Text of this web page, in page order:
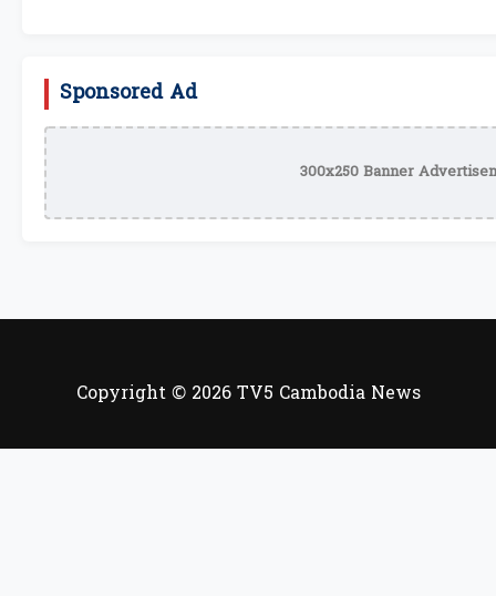
Sponsored Ad
300x250 Banner
Copyright © 2026 TV5 Cambodia News